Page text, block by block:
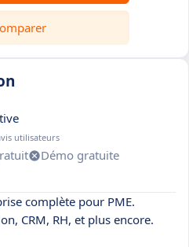
utilisateurs
Démo gratuite
complète pour PME.
CRM, RH, et plus encore.